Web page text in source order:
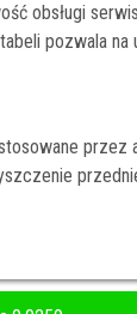
obsługi
pozwala na